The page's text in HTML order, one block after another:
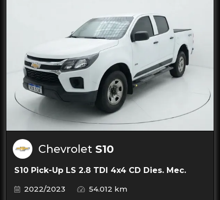
Chevrolet S10
S10 Pick-Up LS 2.8 TDI 4x4 CD Dies. Mec.
2022/2023
54.012 km